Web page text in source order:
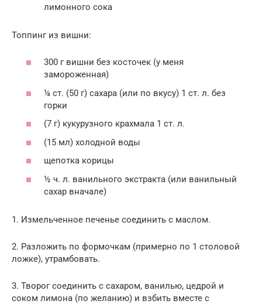
лимонного сока
Топпинг из вишни:
300 г вишни без косточек (у меня
замороженная)
¼ ст. (50 г) сахара (или по вкусу) 1 ст. л. без
горки
(7 г) кукурузного крахмала 1 ст. л.
(15 мл) холодной воды
щепотка корицы
½ ч. л. ванильного экстракта (или ванильный
сахар вначале)
1. Измельченное печенье соединить с маслом.
2. Разложить по формочкам (примерно по 1 столовой
ложке), утрамбовать.
3. Творог соединить с сахаром, ванилью, цедрой и
соком лимона (по желанию) и взбить вместе с